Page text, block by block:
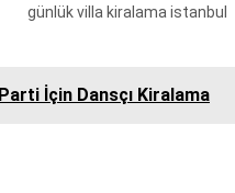
günlük villa kiralama istanbul
Parti İçin Dansçı Kiralama